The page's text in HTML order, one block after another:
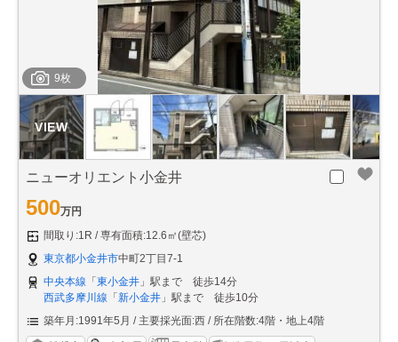
9枚
ニューオリエント小金井
500万円
間取り:1R
専有面積:12.6㎡(壁芯)
東京都小金井市中町2丁目7-1
中央本線 「 東小金井 」駅まで 徒歩14分
西武多摩川線 「 新小金井 」駅まで 徒歩10分
築年月:1991年5月
主要採光面:西 所在階数:4階・地上4階